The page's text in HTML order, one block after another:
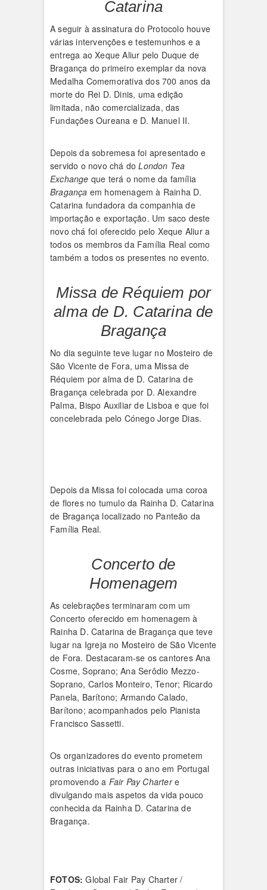
Catarina
A seguir à assinatura do Protocolo houve
várias intervenções e testemunhos e a
entrega ao Xeque Aliur pelo Duque de
Bragança do primeiro exemplar da nova
Medalha Comemorativa dos 700 anos da
morte do Rei D. Dinis, uma edição
limitada, não comercializada, das
Fundações Oureana e D. Manuel II.
Depois da sobremesa foi apresentado e
servido o novo chá doLondon Tea
Exchange que terá o nome da família
Bragança em homenagem à Rainha D.
Catarina fundadora da companhia de
importação e exportação. Um saco deste
novo chá foi oferecido pelo Xeque Aliur a
todos os membros da Família Real como
também a todos os presentes no evento.
Missa de Réquiem por
alma de D. Catarina de
Bragança
No dia seguinte teve lugar no Mosteiro de
São Vicente de Fora, uma Missa de
Réquiem por alma de D. Catarina de
Bragança celebrada por D. Alexandre
Palma, Bispo Auxiliar de Lisboa e que foi
concelebrada pelo Cónego Jorge Dias.
Depois da Missa foi colocada uma coroa
de flores no tumulo da Rainha D. Catarina
de Bragança localizado no Panteão da
Família Real.
Concerto de
Homenagem
As celebrações terminaram com um
Concerto oferecido em homenagem à
Rainha D. Catarina de Bragança que teve
lugar na Igreja no Mosteiro de São Vicente
de Fora. Destacaram-se os cantores Ana
Cosme, Soprano; Ana Serôdio Mezzo-
Soprano, Carlos Monteiro, Tenor; Ricardo
Panela, Barítono; Armando Calado,
Barítono; acompanhados pelo Pianista
Francisco Sassetti.
Os organizadores do evento prometem
outras iniciativas para o ano em Portugal
promovendo a Fair Pay Chartere
divulgando mais aspetos da vida pouco
conhecida da Rainha D. Catarina de
Bragança.
FOTOS:Global Fair Pay Charter /